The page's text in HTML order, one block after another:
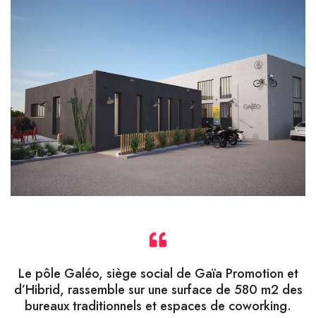
Le pôle Galéo, siège social de Gaïa Promotion et
d’Hibrid, rassemble sur une surface de 580 m2 des
bureaux traditionnels et espaces de coworking.